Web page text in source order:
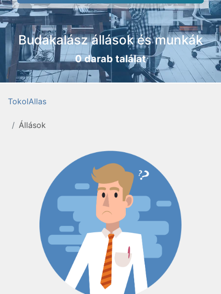
Budakalász állások és munkák
0 darab találat
TokolAllas
Állások